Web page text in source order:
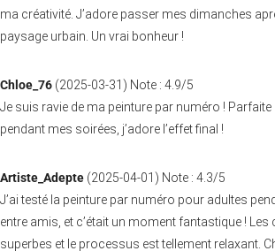
ma créativité. J’adore passer mes dimanches
paysage urbain. Un vrai bonheur !
Chloe_76 (2025-03-31 ) Note : 4.9/5
Je suis ravie de ma peinture par numéro !
pendant mes soirées, j’adore l’effet final !
Artiste_Adepte (2025-04-01 ) Note : 4.3/5
J’ai testé la peinture par numéro pour adultes
entre amis, et c’était un moment fantastique !
superbes et le processus est tellement relaxant.